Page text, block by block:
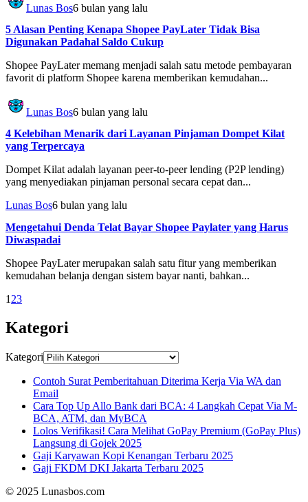
Lunas Bos6 bulan yang lalu
5 Alasan Penting Kenapa Shopee PayLater Tidak Bisa
Digunakan Padahal Saldo Cukup
Shopee PayLater memang menjadi salah satu metode pembayaran
favorit di platform Shopee karena memberikan kemudahan...
Lunas Bos6 bulan yang lalu
4 Kelebihan Menarik dari Layanan Pinjaman Dompet Kilat
yang Terpercaya
Dompet Kilat adalah layanan peer-to-peer lending (P2P lending)
yang menyediakan pinjaman personal secara cepat dan...
Lunas Bos6 bulan yang lalu
Mengetahui Denda Telat Bayar Shopee Paylater yang Harus
Diwaspadai
Shopee PayLater merupakan salah satu fitur yang memberikan
kemudahan belanja dengan sistem bayar nanti, bahkan...
1 23
Kategori
Kategori
Contoh Surat Pemberitahuan Diterima Kerja Via WA dan
Email
Cara Top Up Allo Bank dari BCA: 4 Langkah Cepat Via M-
BCA, ATM, dan MyBCA
Lolos Verifikasi! Cara Melihat GoPay Premium (GoPay Plus)
Langsung di Gojek 2025
Gaji Karyawan Kopi Kenangan Terbaru 2025
Gaji FKDM DKI Jakarta Terbaru 2025
© 2025 Lunasbos.com